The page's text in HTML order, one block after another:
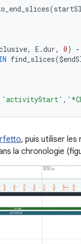
(
, E .dur, 0) -
find_slices($
'activityStart' ,
, puis utiliser
la chronologie